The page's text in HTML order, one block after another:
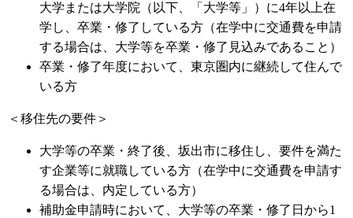
大学または大学院（以下、「大学等」）に4年以上在
学し、卒業・修了している方（在学中に交通費を申請
する場合は、大学等を卒業・修了見込みであること）
卒業・修了年度において、東京圏内に継続して住んで
いる方
＜移住先の要件＞
大学等の卒業・終了後、坂出市に移住し、要件を満た
す企業等に就職している方（在学中に交通費を申請す
る場合は、内定している方）
補助金申請時において、大学等の卒業・修了日から1